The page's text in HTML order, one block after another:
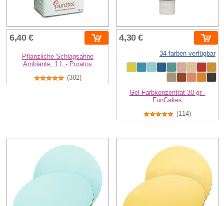
6,40 €
Pflanzliche Schlagsahne
Ambiante, 1 L - Puratos
(382)
4,30 €
34 farben verfügbar
Gel-Farbkonzentrat 30 gr -
FunCakes
(114)